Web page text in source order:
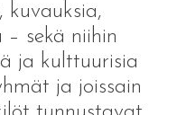
sekä niihin
ja kulttuurisia
ja joissain